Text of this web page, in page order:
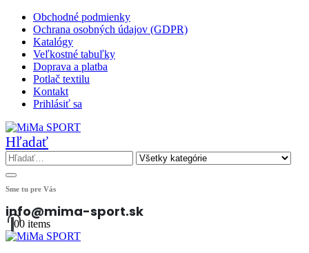
Obchodné podmienky
Ochrana osobných údajov (GDPR)
Katalógy
Veľkostné tabuľky
Doprava a platba
Potlač textilu
Kontakt
Prihlásiť sa
Hľadať
Sme tu pre Vás
info@mima-sport.sk
00 items